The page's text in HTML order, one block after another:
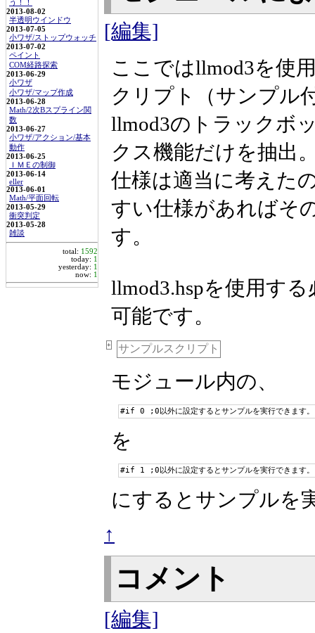
う！！
2013-08-02
半透明ウインドウ
2013-07-05
小ワザ/ストップウォッチ
2013-07-02
ペイント
COM経路探索
2013-06-29
小ワザ
小ワザ/マップ作成
2013-06-28
Math/2次Bスプライン関
数
2013-06-27
小ワザ/アクション/基本
動作
2013-06-25
ＩＭＥの制御
2013-06-14
eller
2013-06-01
Math/平面回転
2013-05-29
衝突判定
2013-05-28
雑談
total: 1592
today: 1
yesterday: 1
now: 1
[編集]
ここではllmod3を使
クリプト（サンプル
llmod3のトラックボ
クス機能だけを抽出
仕様は適当に考えた
すい仕様があればそ
す。
llmod3.hspを使用す
可能です。
+ サンプルスクリプト
モジュール内の、
#if 0 ;0以外に設定するとサンプルを実行できます。
を
#if 1 ;0以外に設定するとサンプルを実行できます。
にするとサンプルを
↑
コメント
[編集]